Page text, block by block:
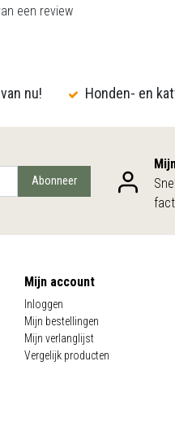
een review
nu! Honden- en
Abonneer
Mijn account
Inloggen
Mijn bestellingen
Mijn verlanglijst
Vergelijk producten